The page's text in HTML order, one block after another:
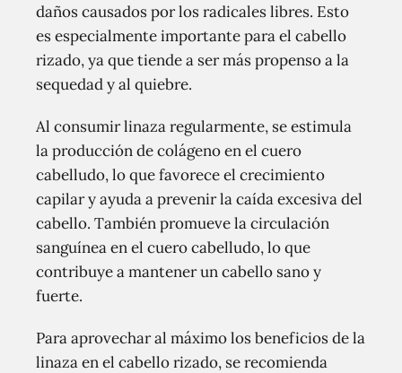
daños causados por los radicales libres. Esto
es especialmente importante para el cabello
rizado, ya que tiende a ser más propenso a la
sequedad y al quiebre.
Al consumir linaza regularmente, se estimula
la producción de colágeno en el cuero
cabelludo, lo que favorece el crecimiento
capilar y ayuda a prevenir la caída excesiva del
cabello. También promueve la circulación
sanguínea en el cuero cabelludo, lo que
contribuye a mantener un cabello sano y
fuerte.
Para aprovechar al máximo los beneficios de la
linaza en el cabello rizado, se recomienda